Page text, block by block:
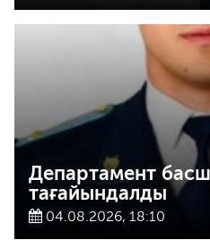
Департамент
тағайындалды
04.08.2026, 18:10